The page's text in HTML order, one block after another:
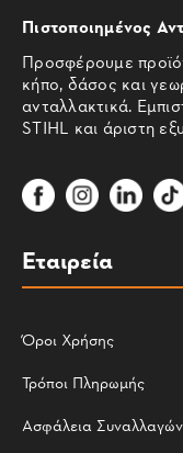
Πιστοποιημένος
Προσφέρουμε
κήπο, δάσος και
ανταλλακτικά.
STIHL και άριστη
Εταιρεία
Όροι Χρήσης
Τρόποι Πληρωμής
Ασφάλεια Συναλλαγών